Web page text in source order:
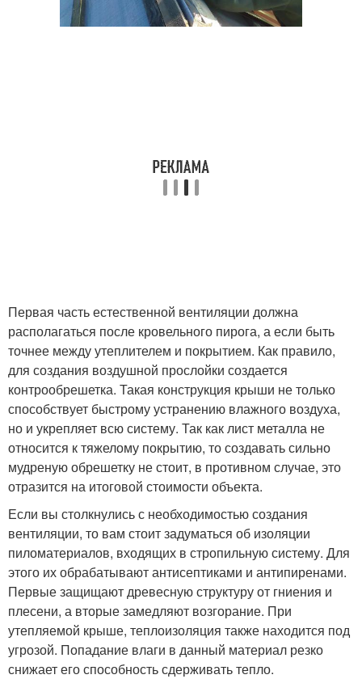
Первая часть естественной вентиляции должна
располагаться после кровельного пирога, а если быть
точнее между утеплителем и покрытием. Как правило,
для создания воздушной прослойки создается
контрообрешетка. Такая конструкция крыши не только
способствует быстрому устранению влажного воздуха,
но и укрепляет всю систему. Так как лист металла не
относится к тяжелому покрытию, то создавать сильно
мудреную обрешетку не стоит, в противном случае, это
отразится на итоговой стоимости объекта.
Если вы столкнулись с необходимостью создания
вентиляции, то вам стоит задуматься об изоляции
пиломатериалов, входящих в стропильную систему. Для
этого их обрабатывают антисептиками и антипиренами.
Первые защищают древесную структуру от гниения и
плесени, а вторые замедляют возгорание. При
утепляемой крыше, теплоизоляция также находится под
угрозой. Попадание влаги в данный материал резко
снижает его способность сдерживать тепло.